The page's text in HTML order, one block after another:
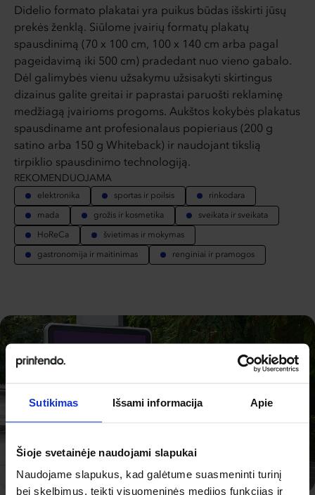
Sutikimas Išsami informacija Apie
Šioje svetainėje naudojami slapukai
Naudojame slapukus, kad galėtume suasmeninti turinį
bei skelbimus, teikti visuomeninės medijos funkcijas ir
Didelio formato plakatai yra puikus būdas išskirti jūsų
prekės ženklą. Siūlome įvairių formatų plakatų
spausdinimą (70 x 100 cm, 100 x 140 cm arba pagal
pageidavimą iki 500 cm) pradedant nuo vieno gabalo.
Dėl galimybės vienu užsakymu užsisakyti skirtingus
dizainus galite greitai ir paprastai paruošti reklaminę
medžiagą įvairioms progoms. Aukštos kokybės plakatus
spausdiname ant profesionalaus popieriaus (200 g
satino arba 150 g Whiteback) ir naudojant tikslią
tirpiklio spausdinimo technologiją.
REKOMENDUOJAMA
elektronika sportas ir poilsis rinkodara
mada grožis ir kosmetika sveikata ir sveikata
HoReCa švietimas ir mokymas
gastronomija ir maitinimas renginiai ir pramogos